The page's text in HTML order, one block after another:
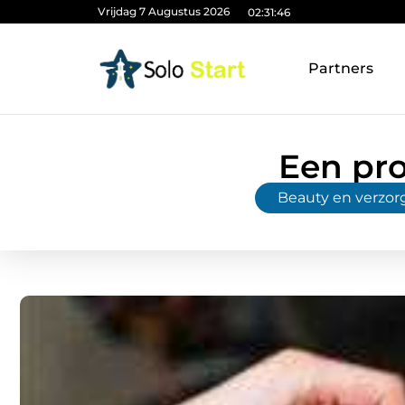
Vrijdag 7 Augustus 2026 02:31:47
Partners
Een
Beauty en